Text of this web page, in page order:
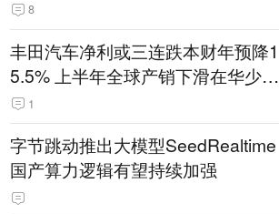
8
丰田汽车净利或三连跌本财年预降1
5.5% 上半年全球产销下滑在华少卖
14.3万辆
1
字节跳动推出大模型SeedRealtime
国产算力逻辑有望持续加强